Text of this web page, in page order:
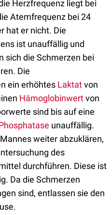
Herzfrequenz liegt bei
Atemfrequenz bei 24
hat er nicht. Die
ist unauffällig und
sich die Schmerzen bei
Die
ein erhöhtes Laktatvon
Hämoglobinwertvon
sind bis auf eine
unauffällig.
weiter abzuklären,
des
durchführen. Diese ist
Da die Schmerzen
sind, entlassen sie den